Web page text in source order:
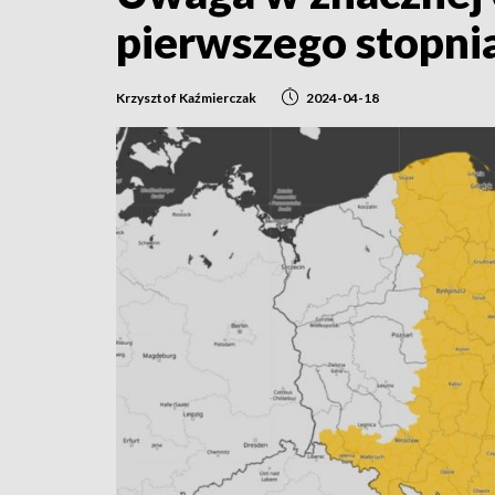
pierwszego
Krzysztof Kaźmierczak 2024-04-18